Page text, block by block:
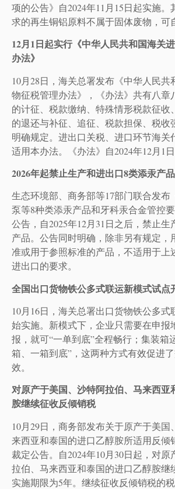
项的公告》自2024年11月15日起实施
求的再生铜铝原料不属于固体废物，可
12月1日起实行《中华人民共和国海关
办法》
10月28日，海关总署发布《中华人民
物征税管理办法》，《办法》共有八章
的计征、税款缴纳、特殊情形税款征收
的退还与补征、追征、税款担保、税收
明确规定。进出口关税、进口环节海关
适用本办法。《办法》自2024年12月1日
2026年起禁止生产和进出口8类添汞产品
生态环境部、商务部等17部门联合发布
泵等8种类添汞产品和牙科汞合金管控
公告，自2025年12月31日之后，禁止生
产品。公告同时明确，除非另有规定，
准或用于参照标准的产品，不适用于上
进出口的要求。
全国出口货物铁公多式联运新模式试点
10月16日，海关总署出口货物铁公多
始实施。新模式下，企业只需要在申报
报，就可“一单到底”全程畅行；集装箱
箱、一箱到底”，这两种方式有效促进
效。
对原产于美国、沙特阿拉伯、马来西亚
胺继续征收反倾销税
10月29日，商务部发布关于原产于美国
来西亚和泰国的进口乙醇胺所适用反倾
裁定公告。自2024年10月30日起，对
拉伯、马来西亚和泰国的进口乙醇胺继
实施期限为5年。继续征收反倾销税的